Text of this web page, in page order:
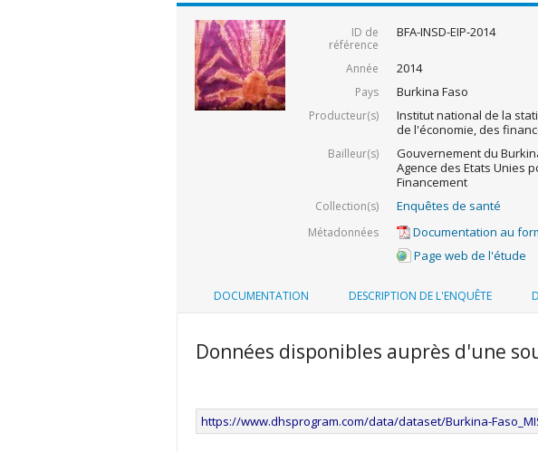
ID de
référence
BFA-INSD-EIP-2014
Année 2014
Pays Burkina Faso
Producteur(s)
Institut national de la
de l'économie, des
Bailleur(s)
Gouvernement du
Agence des Etats Unies
Financement
Collection(s) Enquêtes de santé
Métadonnées
Documentation au
Page web de l'étude
DOCUMENTATION DESCRIPTION DE L'ENQUÊTE
Données disponibles auprès d'une
https://www.dhsprogram.com/data/dataset/Burkina-